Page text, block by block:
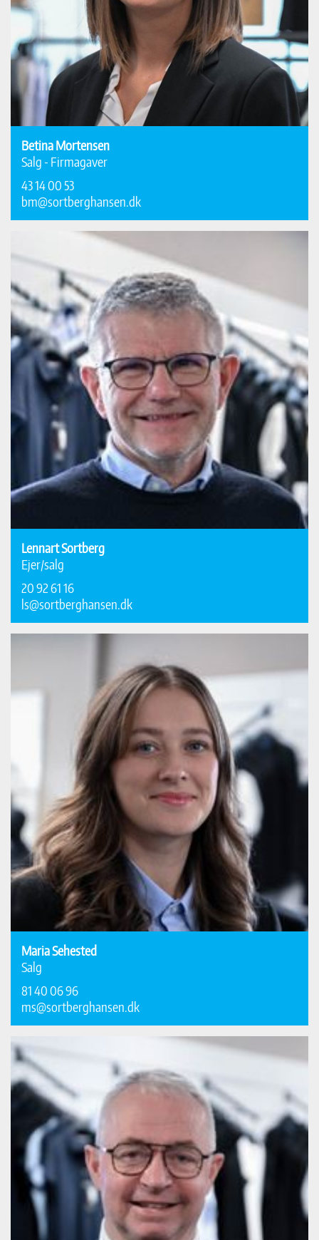
Betina Mortensen
Salg - Firmagaver
43 14 00 53
bm@sortberghansen.dk
Lennart Sortberg
Ejer/salg
20 92 61 16
ls@sortberghansen.dk
Maria Sehested
Salg
81 40 06 96
ms@sortberghansen.dk